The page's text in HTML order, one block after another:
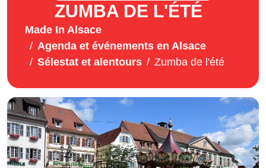
ZUMBA DE L'ÉTÉ
Made In Alsace
Agenda et événements en Alsace
Sélestat et alentours
Zumba de l'été